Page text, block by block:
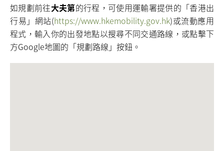
如規劃前往大夫第的行程，可使用運輸署提供的「香港出
行易」網站(https://www.hkemobility.gov.hk)或流動應用
程式，輸入你的出發地點以搜尋不同交通路線，或點擊下
方Google地圖的「規劃路線」按鈕。